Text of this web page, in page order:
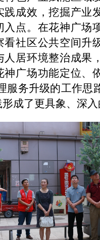
践成效，挖掘产业
点。在花神广场
看社区公共空间升
人居环境整治成果
神广场功能定位、
服务升级的工作思
成了更具象、深入